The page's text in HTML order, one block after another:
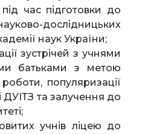
час підготовки до
дослідницьких
наук України;
зустрічей з учнями
батьками з метою
популяризації
ДУІТЗ та залучення до
учнів ліцею до